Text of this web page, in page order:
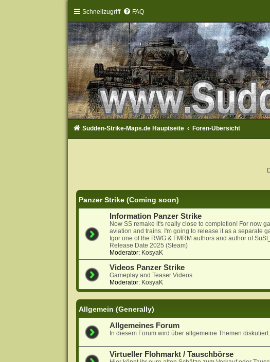
Schnellzugriff FAQ
Sudden-Strike-Maps.de Hauptseite Foren-Übersicht
Panzer Strike (Coming soon)
Information Panzer Strike
Now SS remake it's really close to completion! For now
aviation and trains. I'm going to release it as a separate
Igor one of the RWG & FMRM authors and author of
Release Date 2025 (Steam)
Moderator: KosyaK
Videos Panzer Strike
Gameplay and Teaser Videos
Moderator: KosyaK
Allgemein (Generally)
Allgemeines Forum
In diesem Forum wird über allgemeine Themen diskutiert.
Virtueller Flohmarkt / Tauschbörse